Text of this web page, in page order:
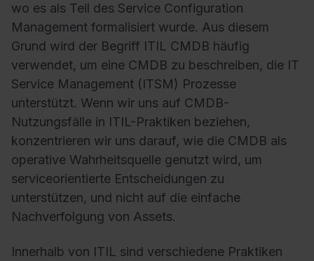
wo es als Teil des Service Configuration
Management formalisiert wurde. Aus diesem
Grund wird der Begriff ITIL CMDB häufig
verwendet, um eine CMDB zu beschreiben, die IT
Service Management (ITSM) Prozesse
unterstützt. Wenn wir uns auf CMDB-
Nutzungsfälle in ITIL-Praktiken beziehen,
konzentrieren wir uns darauf, wie die CMDB als
operative Wahrheitsquelle genutzt wird, um
serviceorientierte Entscheidungen zu
unterstützen, und nicht auf die einfache
Nachverfolgung von Assets.
Innerhalb von ITIL sind verschiedene Praktiken